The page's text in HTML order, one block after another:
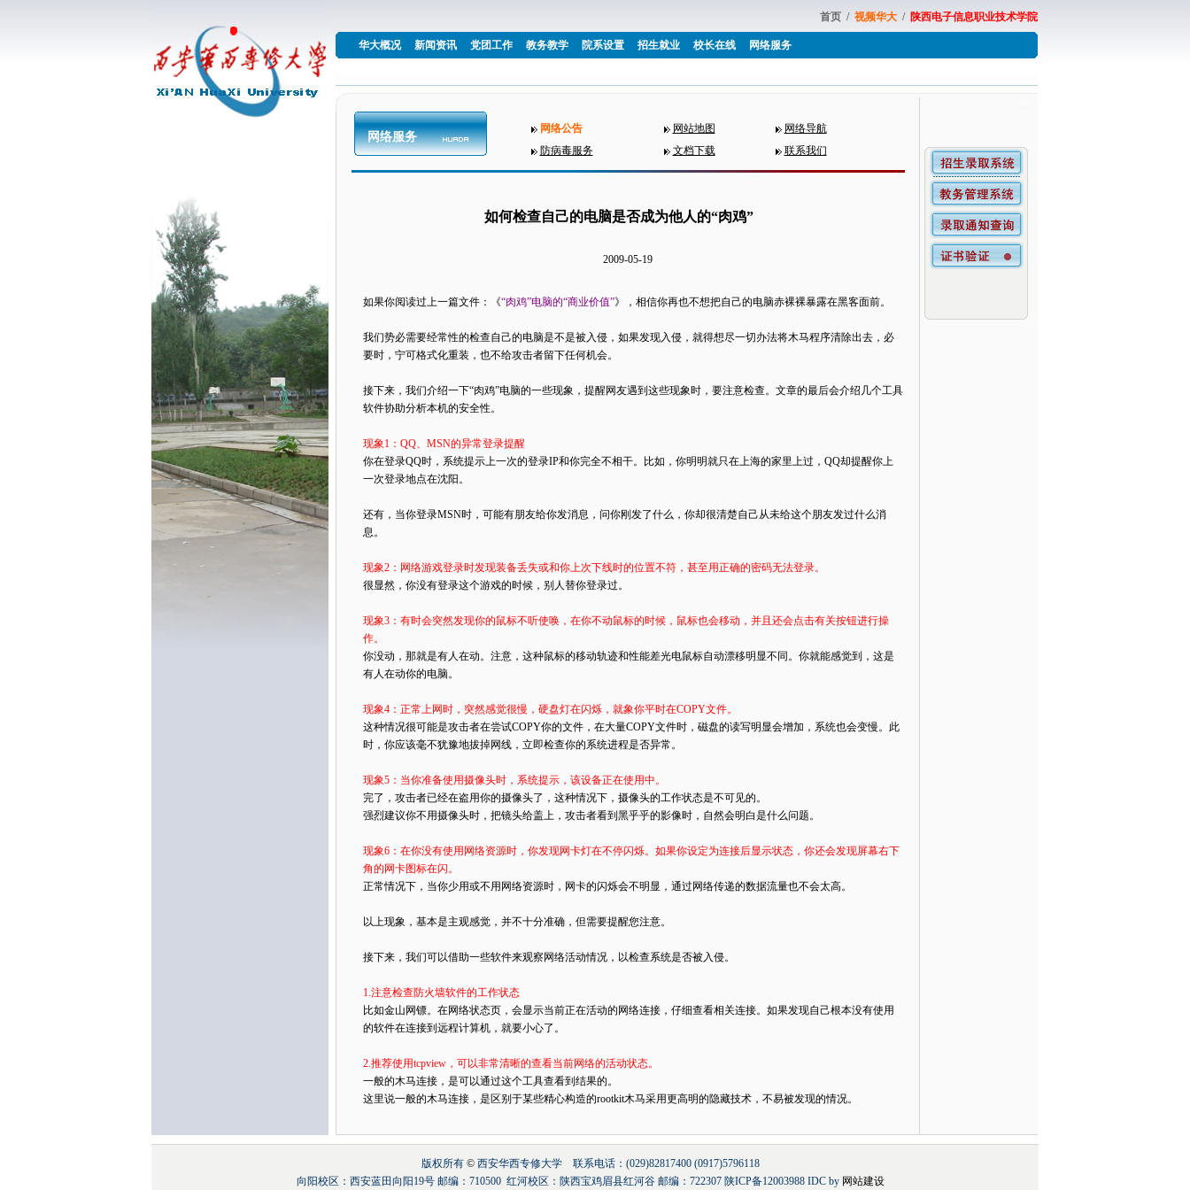
首页 / 视频华大 / 陕西电子信息职业技术学院
华大概况 新闻资讯 党团工作 教务教学 院系设置 招生就业 校长在线 网络服务
网络服务
网络公告 网站地图
网络导航
防病毒服务
文档下载 联系我们
如何检查自己的电脑是否成为他人的“肉鸡”
2009-05-19
如果你阅读过上一篇文件：《“肉鸡”电脑的“商业价值”》，相信你再也不想把自己的电脑赤裸裸暴露在黑客面前。
我们势必需要经常性的检查自己的电脑是不是被入侵，如果发现入侵，就得想尽一切办法将木马程序清除出去，必
要时，宁可格式化重装，也不给攻击者留下任何机会。
接下来，我们介绍一下“肉鸡”电脑的一些现象，提醒网友遇到这些现象时，要注意检查。文章的最后会介绍几个工具
软件协助分析本机的安全性。
现象1：QQ、MSN的异常登录提醒
你在登录QQ时，系统提示上一次的登录IP和你完全不相干。比如，你明明就只在上海的家里上过，QQ却提醒你上
一次登录地点在沈阳。
还有，当你登录MSN时，可能有朋友给你发消息，问你刚发了什么，你却很清楚自己从未给这个朋友发过什么消
息。
现象2：网络游戏登录时发现装备丢失或和你上次下线时的位置不符，甚至用正确的密码无法登录。
很显然，你没有登录这个游戏的时候，别人替你登录过。
现象3：有时会突然发现你的鼠标不听使唤，在你不动鼠标的时候，鼠标也会移动，并且还会点击有关按钮进行操
作。
你没动，那就是有人在动。注意，这种鼠标的移动轨迹和性能差光电鼠标自动漂移明显不同。你就能感觉到，这是
有人在动你的电脑。
现象4：正常上网时，突然感觉很慢，硬盘灯在闪烁，就象你平时在COPY文件。
这种情况很可能是攻击者在尝试COPY你的文件，在大量COPY文件时，磁盘的读写明显会增加，系统也会变慢。此
时，你应该毫不犹豫地拔掉网线，立即检查你的系统进程是否异常。
现象5：当你准备使用摄像头时，系统提示，该设备正在使用中。
完了，攻击者已经在盗用你的摄像头了，这种情况下，摄像头的工作状态是不可见的。
强烈建议你不用摄像头时，把镜头给盖上，攻击者看到黑乎乎的影像时，自然会明白是什么问题。
现象6：在你没有使用网络资源时，你发现网卡灯在不停闪烁。如果你设定为连接后显示状态，你还会发现屏幕右下
角的网卡图标在闪。
正常情况下，当你少用或不用网络资源时，网卡的闪烁会不明显，通过网络传递的数据流量也不会太高。
以上现象，基本是主观感觉，并不十分准确，但需要提醒您注意。
接下来，我们可以借助一些软件来观察网络活动情况，以检查系统是否被入侵。
1.注意检查防火墙软件的工作状态
比如金山网镖。在网络状态页，会显示当前正在活动的网络连接，仔细查看相关连接。如果发现自己根本没有使用
的软件在连接到远程计算机，就要小心了。
2.推荐使用tcpview，可以非常清晰的查看当前网络的活动状态。
一般的木马连接，是可以通过这个工具查看到结果的。
这里说一般的木马连接，是区别于某些精心构造的rootkit木马采用更高明的隐藏技术，不易被发现的情况。
版权所有 © 西安华西专修大学 联系电话：(029)82817400 (0917)5796118
向阳校区：西安蓝田向阳19号 邮编：710500 红河校区：陕西宝鸡眉县红河谷 邮编：722307 陕ICP备12003988 IDC by 网站建设